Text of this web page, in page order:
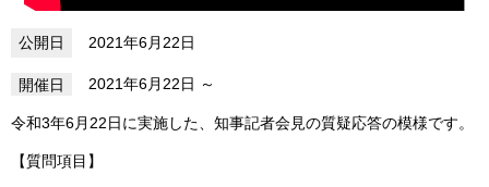
2021年6月22日
2021年6月22日
令和3年6月22日に実施した、知事記者会見の質疑応答の模様です。
【質問項目】